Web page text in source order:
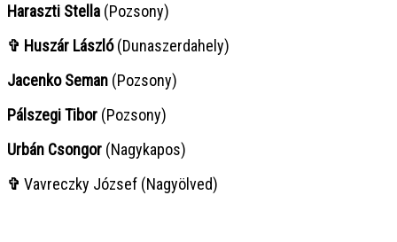
Haraszti Stella (Pozsony)
✞ Huszár László(Dunaszerdahely)
Jacenko Seman (Pozsony)
Pálszegi Tibor (Pozsony)
Urbán Csongor (Nagykapos)
✞ Vavreczky József (Nagyölved)